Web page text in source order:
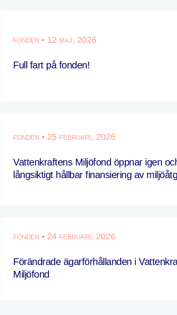
fonden • 12 maj, 2026
Full fart på fonden!
fonden • 25 februari, 2026
Vattenkraftens Miljöfond öppnar igen
långsiktigt hållbar finansiering av
fonden • 24 februari, 2026
Förändrade ägarförhållanden i
Miljöfond